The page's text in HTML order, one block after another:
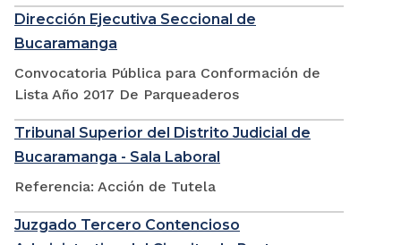
Dirección Ejecutiva Seccional de
Bucaramanga
Convocatoria Pública para Conformación de
Lista Año 2017 De Parqueaderos
Tribunal Superior del Distrito Judicial de
Bucaramanga - Sala Laboral
Referencia: Acción de Tutela
Juzgado Tercero Contencioso